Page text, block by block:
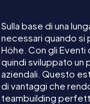
Sulla base di una
necessari quando si
Höhe. Con gli Eventi
quindi sviluppato
aziendali. Questo
di vantaggi che
teambuilding